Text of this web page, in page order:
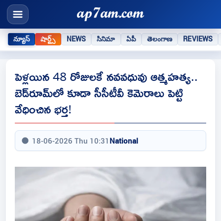
న్యూస్ షార్ట్స్ NEWS సినిమా ఏపీ తెలంగాణ REVIEWS
పెళ్లయిన 48 రోజులకే నవవధువు ఆత్మహత్య..
బెడ్‌రూమ్‌లో కూడా సీసీటీవీ కెమెరాలు పెట్టి
వేధించిన భర్త!
18-06-2026 Thu 10:31 National